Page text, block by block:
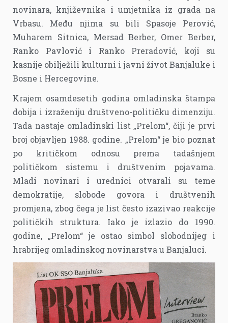
novinara, književnika i umjetnika iz grada na
Vrbasu. Među njima su bili Spasoje Perović,
Muharem Sitnica, Mersad Berber, Omer Berber,
Ranko Pavlović i Ranko Preradović, koji su
kasnije obilježili kulturni i javni život Banjaluke i
Bosne i Hercegovine.
Krajem osamdesetih godina omladinska štampa
dobija i izraženiju društveno-političku dimenziju.
Tada nastaje omladinski list „Prelom“, čiji je prvi
broj objavljen 1988. godine. „Prelom“ je bio poznat
po kritičkom odnosu prema tadašnjem
političkom sistemu i društvenim pojavama.
Mladi novinari i urednici otvarali su teme
demokratije, slobode govora i društvenih
promjena, zbog čega je list često izazivao reakcije
političkih struktura. Iako je izlazio do 1990.
godine, „Prelom“ je ostao simbol slobodnijeg i
hrabrijeg omladinskog novinarstva u Banjaluci.